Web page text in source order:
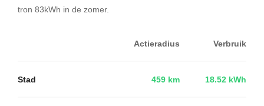
tron 83kWh in de zomer.
Actieradius Verbruik
Stad 459 km 18.52 kWh